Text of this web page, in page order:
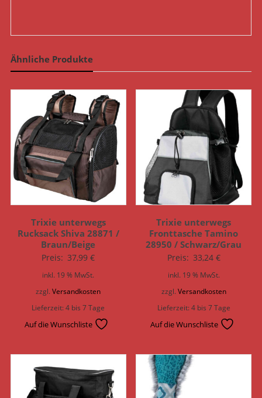
Ähnliche Produkte
Trixie unterwegs
Rucksack Shiva 28871 /
Braun/Beige
Preis: 37,99€
inkl. 19 % MwSt.
zzgl.Versandkosten
Lieferzeit:4 bis 7 Tage
Auf die Wunschliste
Trixie unterwegs
Fronttasche Tamino
28950 / Schwarz/Grau
Preis: 33,24 €
inkl. 19 % MwSt.
zzgl. Versandkosten
Lieferzeit:4 bis 7 Tage
Auf die Wunschliste